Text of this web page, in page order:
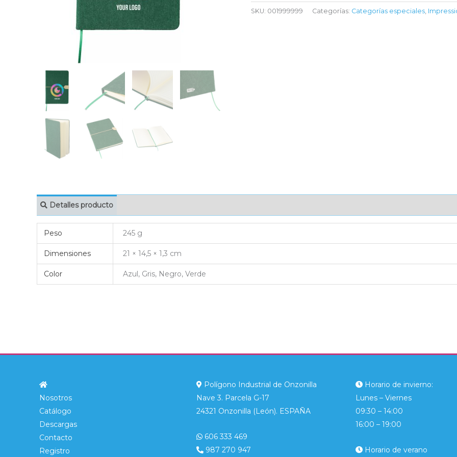
SKU: 001999999 Categorías: Categorías especiales,
Detalles producto
Peso 245 g
Dimensiones 21 × 14,5 × 1,3 cm
Color Azul, Gris, Negro, Verde
Nosotros
Catálogo
Descargas
Contacto
Registro
Polígono Industrial de Onzonilla
Nave 3. Parcela G-17
24321 Onzonilla (León). ESPAÑA
606 333 469
987 270 947
Horario de invierno:
Lunes – Viernes
09:30 – 14:00
16:00 – 19:00
Horario de verano